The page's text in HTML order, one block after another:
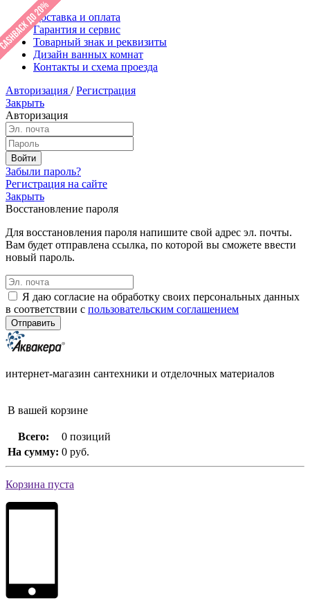
Доставка и оплата
Гарантия и сервис
Товарный знак и реквизиты
Дизайн ванных комнат
Контакты и схема проезда
Авторизация / Регистрация
Закрыть
Авторизация
Забыли пароль?
Регистрация на сайте
Закрыть
Восстановление пароля
Для восстановления пароля напишите свой адрес эл. почты.
Вам будет отправлена ссылка, по которой вы сможете ввести
новый пароль.
Я даю согласие на обработку своих персональных данных
в соответствии с пользовательским соглашением
интернет-магазин сантехники и отделочных материалов
В вашей корзине
Всего:
0 позиций
На сумму: 0 руб.
Корзина пуста